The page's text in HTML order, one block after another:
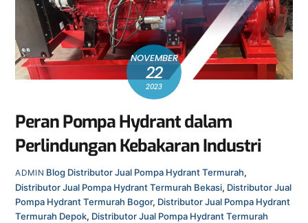
NOVEMBER
22
2023
Peran Pompa Hydrant dalam
Perlindungan Kebakaran Industri
ADMIN Blog Distributor Jual Pompa Hydrant Termurah,
Distributor Jual Pompa Hydrant Termurah Bekasi, Distributor Jual
Pompa Hydrant Termurah Bogor, Distributor Jual Pompa Hydrant
Termurah Depok, Distributor Jual Pompa Hydrant Termurah